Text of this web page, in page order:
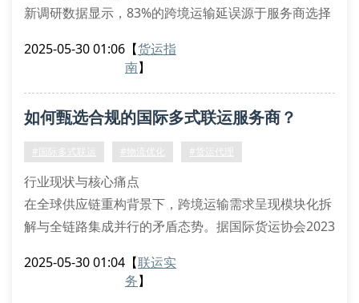
新调研数据显示，83%的跨境运输延误源于服务商选择
际货运代理有限公司解析核心评估维度。
资质，同时持有中国海关aeo高级认证。在危险品运输
领域，还需配备imdg code认证
2025-05-30 01:06 【货运指
南】
如何甄选合规的国际多式联运服务商？
#国际多式联运 #物流优化 #货运代理
行业现状与核心痛点
在全球供应链重构背景下，跨境运输需求呈现模块化拆
解与全链路集成并行的矛盾态势。据国际货运协会2023
模式降低23.6%的隐性成本，但同时也面临45.7%的关
2025-05-30 01:04 【联运实
务】